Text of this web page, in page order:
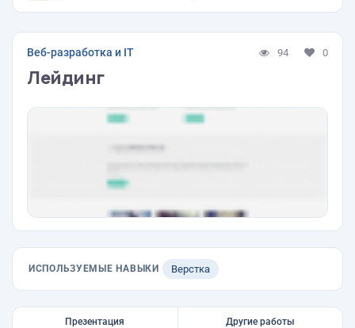
Веб-разработка и IT 94 0
Лейдинг
ИСПОЛЬЗУЕМЫЕ НАВЫКИ Верстка
Презентация Другие работы